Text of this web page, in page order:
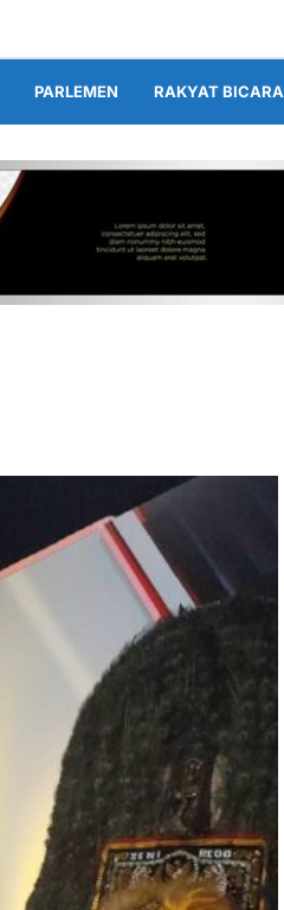
PARLEMEN RAKYAT BICARA